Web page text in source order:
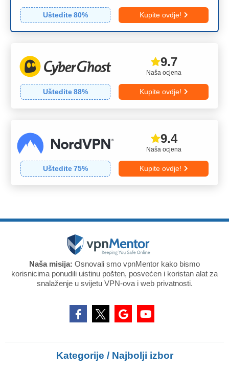
Uštedite80% Kupite ovdje!
Naša ocjena
9.7
Uštedite88% Kupite ovdje!
Naša ocjena
9.4
Uštedite75% Kupite ovdje!
Naša misija: Osnovali smo vpnMentor kako bismo
korisnicima ponudili uistinu pošten, posvećen i koristan alat za
snalaženje u svijetu VPN-ova i web privatnosti.
Kategorije / Najbolji izbor